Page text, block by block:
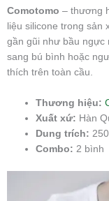
Comotomo – thương
liệu silicone trong sản
gần gũi như bầu ngực
sang bú bình hoặc
thích trên toàn cầu.
Thương hiệu:
Xuất xứ: Hàn
Dung trích:
Combo: 2 bình